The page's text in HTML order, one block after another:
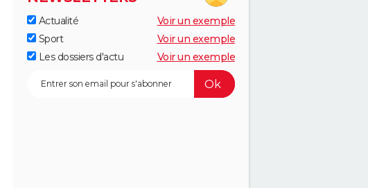
Actualité
Voir un exemple
Sport
Voir un exemple
Les dossiers d'actu
Voir un exemple